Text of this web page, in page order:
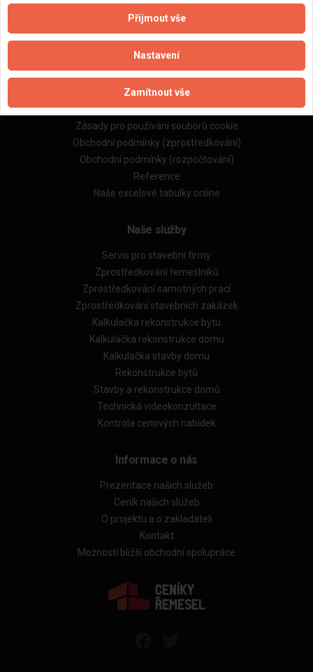
Naše firmy a řemeslníci
Zpracování a ochrana osobních údajů
Zásady pro používání souborů cookie
Obchodní podmínky (zprostředkování)
Obchodní podmínky (rozpočtování)
Reference
Naše excelové tabulky online
Naše služby
Servis pro stavební firmy
Zprostředkování řemeslníků
Zprostředkování samotných prací
Zprostředkování stavebních zakázek
Kalkulačka rekonstrukce bytu
Kalkulačka rekonstrukce domu
Kalkulačka stavby domu
Rekonstrukce bytů
Stavby a rekonstrukce domů
Technická videokonzultace
Kontrola cenových nabídek
Informace o nás
Prezentace našich služeb
Ceník našich služeb
O projektu a o zakladateli
Kontakt
Možnosti bližší obchodní spolupráce
Přijmout vše
Nastavení
Zamítnout vše